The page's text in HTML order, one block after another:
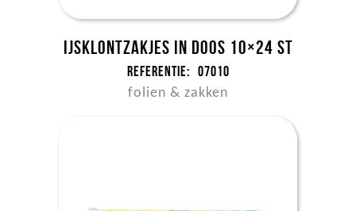
IJsklontzakjes in doos 10×24 st
Referentie: 07010
folien & zakken